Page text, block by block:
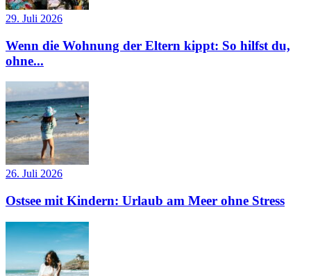
29. Juli 2026
Wenn die Wohnung der Eltern kippt: So hilfst du,
ohne...
26. Juli 2026
Ostsee mit Kindern: Urlaub am Meer ohne Stress